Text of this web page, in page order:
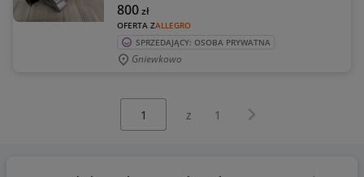
OFERTA ZALLEGRO
800zł
SPRZEDAJĄCY: OSOBA PRYWATNA
Gniewkowo
z 1 Następna strona